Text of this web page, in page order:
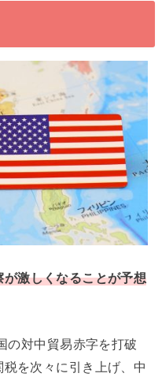
激しくなることが予想
の対中貿易赤字を打破
を次々に引き上げ、中